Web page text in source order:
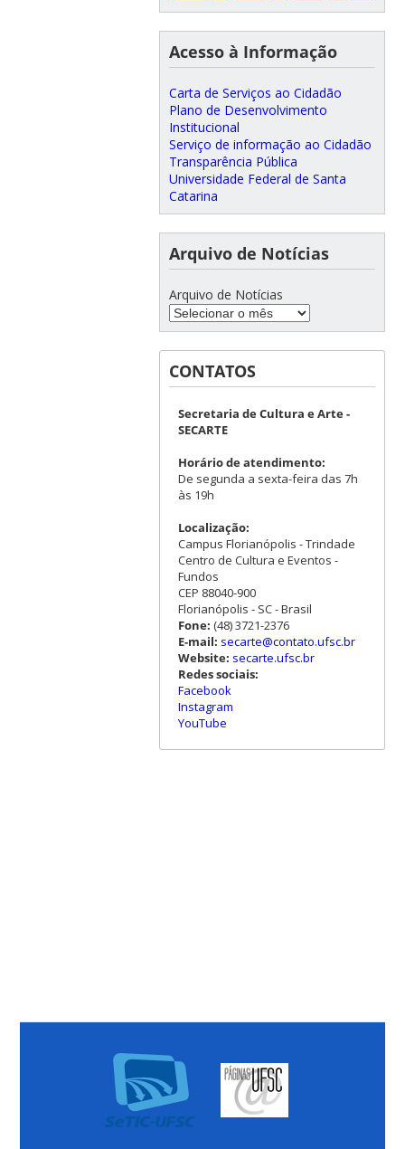
Acesso à Informação
Carta de Serviços ao Cidadão
Plano de Desenvolvimento
Institucional
Serviço de informação ao Cidadão
Transparência Pública
Universidade Federal de Santa
Catarina
Arquivo de Notícias
Arquivo de Notícias
CONTATOS
Secretaria de Cultura e Arte -
SECARTE
Horário de atendimento:
De segunda a sexta-feira das 7h
às 19h
Localização:
Campus Florianópolis - Trindade
Centro de Cultura e Eventos -
Fundos
CEP 88040-900
Florianópolis - SC - Brasil
Fone: (48) 3721-2376
E-mail: secarte@contato.ufsc.br
Website: secarte.ufsc.br
Redes sociais:
Facebook
Instagram
YouTube